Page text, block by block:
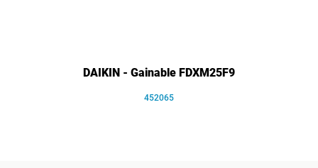
DAIKIN - Gainable FDXM25F9
452065